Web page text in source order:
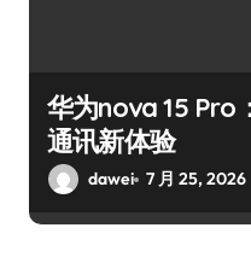
华为nova 15 Pro
通讯新体验
dawei 7 月 25, 2026